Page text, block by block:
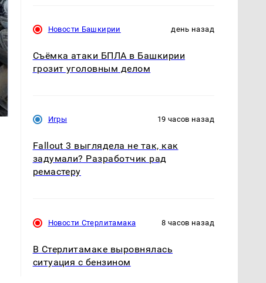
Новости Башкирии день назад
Съёмка атаки БПЛА в Башкирии
грозит уголовным делом
Игры 19 часов назад
Fallout 3 выглядела не так, как
задумали? Разработчик рад
ремастеру
Новости Стерлитамака 8 часов назад
В Стерлитамаке выровнялась
ситуация с бензином